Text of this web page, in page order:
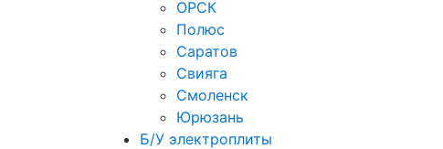
ОРСК
Полюс
Саратов
Свияга
Смоленск
Юрюзань
Б/У электроплиты